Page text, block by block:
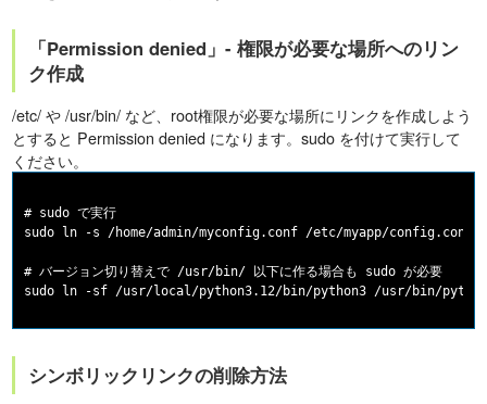
「Permission denied」- 権限が必要な場所へのリン
ク作成
/etc/ や /usr/bin/ など、root権限が必要な場所にリンクを作成しよう
とすると Permission denied になります。sudo を付けて実行して
ください。
# sudo で実行
sudo ln -s /home/admin/myconfig.conf /etc/myapp/config.conf
# バージョン切り替えで /usr/bin/ 以下に作る場合も sudo が必要
シンボリックリンクの削除方法